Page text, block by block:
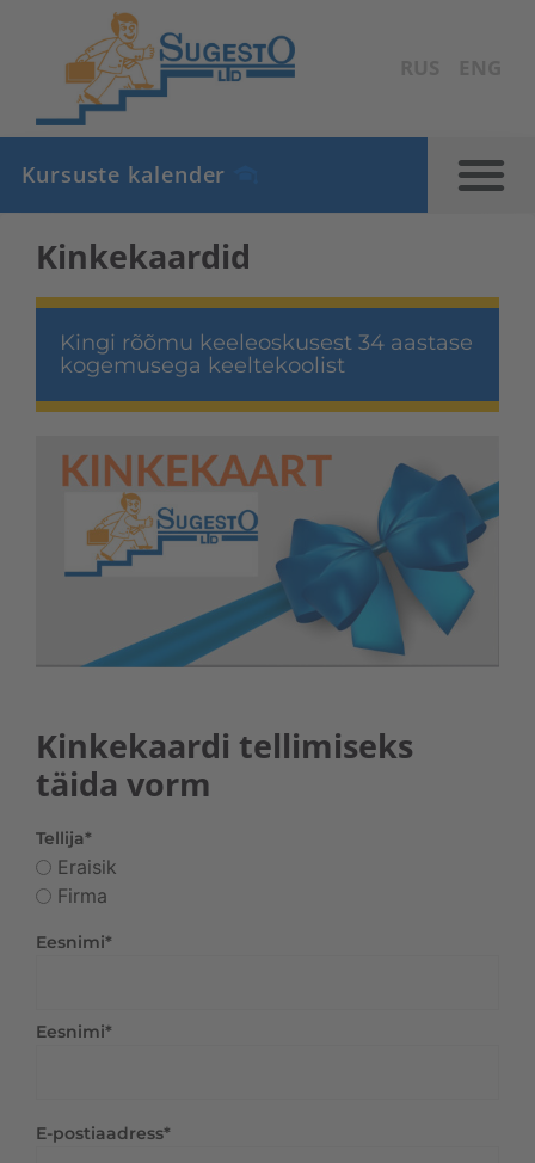
Kursuste kalender
Kinkekaardid
Kingi rõõmu keeleoskusest 34 aastase
kogemusega keeltekoolist
Kinkekaardi tellimiseks
täida vorm
Tellija*
Eraisik
Firma
Eesnimi*
Eesnimi*
E-postiaadress*